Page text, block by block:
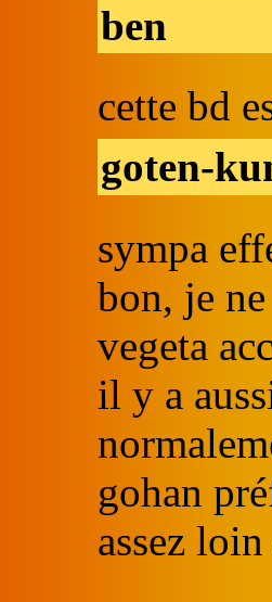
ben
cette bd
goten-
sympa
bon, je
vegeta
il y a
gohan
assez